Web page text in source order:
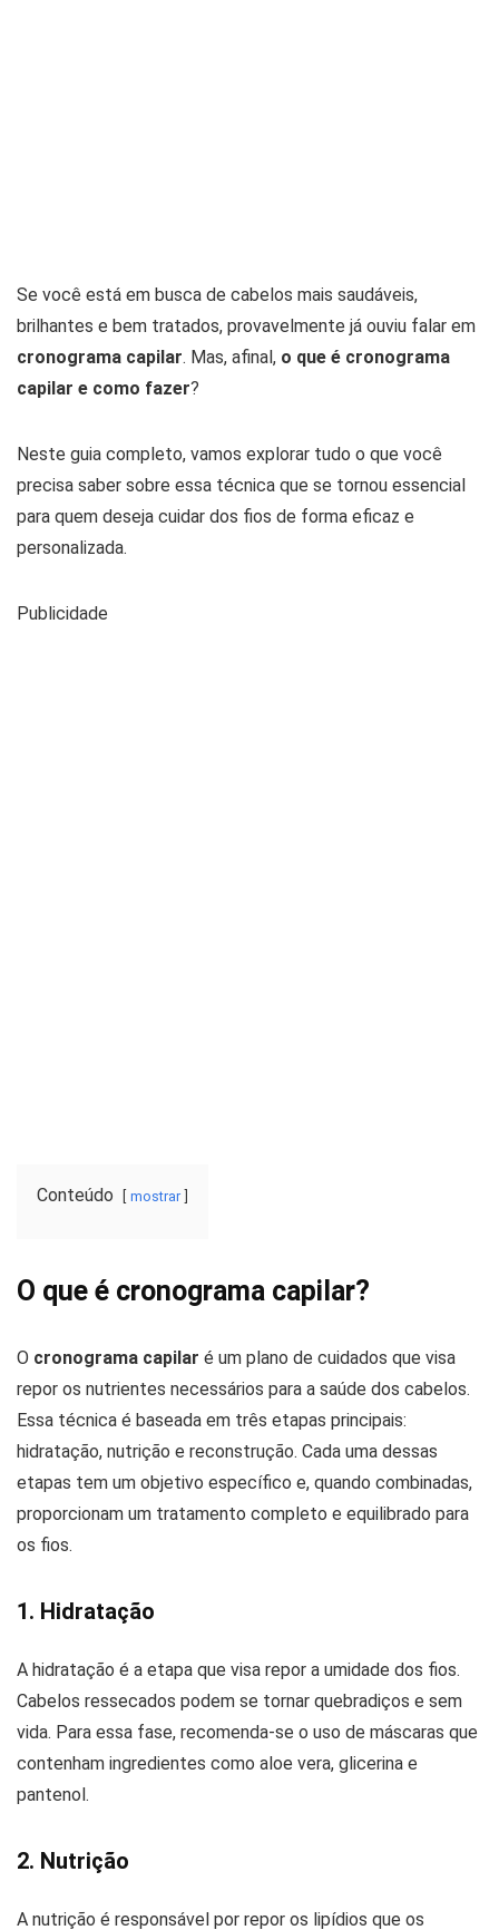
Se você está em busca de cabelos mais saudáveis,
brilhantes e bem tratados, provavelmente já ouviu falar em
cronograma capilar. Mas, afinal, o que é cronograma
capilar e como fazer?
Neste guia completo, vamos explorar tudo o que você
precisa saber sobre essa técnica que se tornou essencial
para quem deseja cuidar dos fios de forma eficaz e
personalizada.
Publicidade
Conteúdo mostrar
O que é cronograma capilar?
O cronograma capilar é um plano de cuidados que visa
repor os nutrientes necessários para a saúde dos cabelos.
Essa técnica é baseada em três etapas principais:
hidratação, nutrição e reconstrução. Cada uma dessas
etapas tem um objetivo específico e, quando combinadas,
proporcionam um tratamento completo e equilibrado para
os fios.
1. Hidratação
A hidratação é a etapa que visa repor a umidade dos fios.
Cabelos ressecados podem se tornar quebradiços e sem
vida. Para essa fase, recomenda-se o uso de máscaras que
contenham ingredientes como aloe vera, glicerina e
pantenol.
2. Nutrição
A nutrição é responsável por repor os lipídios que os